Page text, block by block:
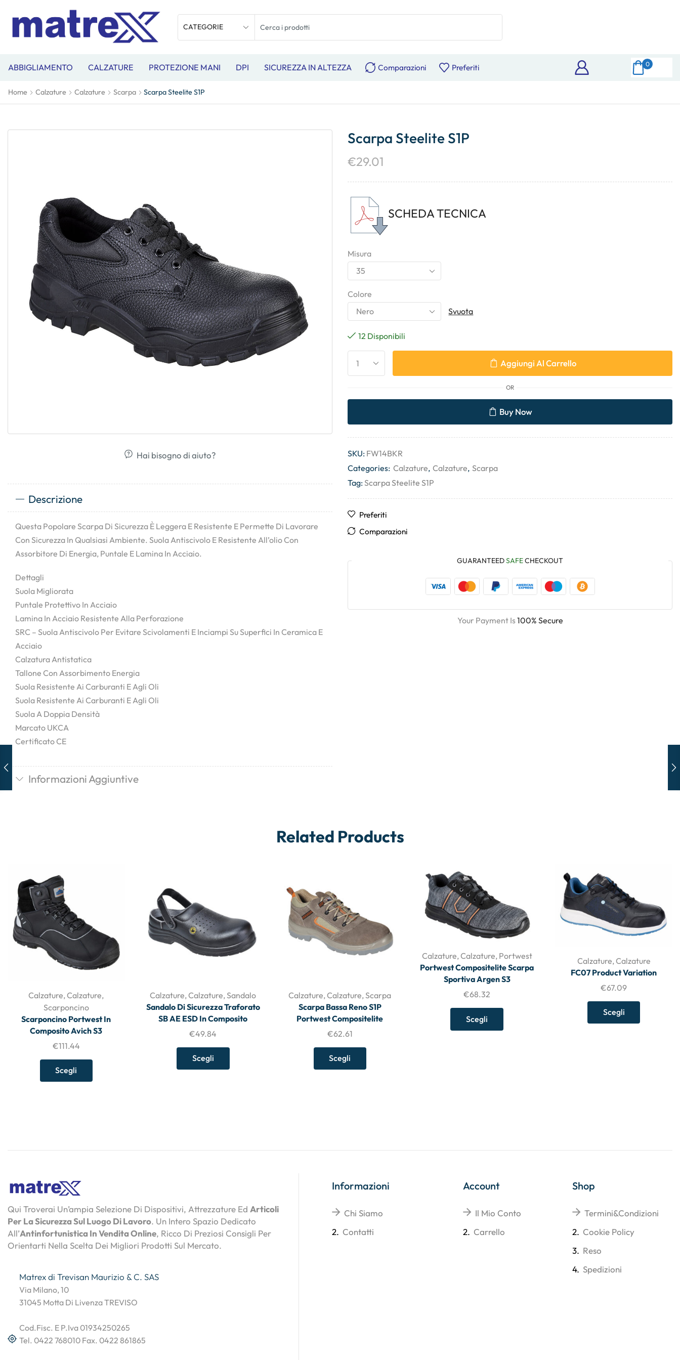
ABBIGLIAMENTO CALZATURE PROTEZIONE MANI DPI SICUREZZA IN ALTEZZA Comparazioni Preferiti 0
Home Calzature Calzature Scarpa Scarpa Steelite S1P
Hai bisogno di aiuto?
Descrizione
Questa Popolare Scarpa Di Sicurezza È Leggera E Resistente E Permette Di Lavorare
Con Sicurezza In Qualsiasi Ambiente. Suola Antiscivolo E Resistente All’olio Con
Assorbitore Di Energia, Puntale E Lamina In Acciaio.
Dettagli
Suola Migliorata
Puntale Protettivo In Acciaio
Lamina In Acciaio Resistente Alla Perforazione
SRC – Suola Antiscivolo Per Evitare Scivolamenti E Inciampi Su Superfici In Ceramica E
Acciaio
Calzatura Antistatica
Tallone Con Assorbimento Energia
Suola Resistente Ai Carburanti E Agli Oli
Suola Resistente Ai Carburanti E Agli Oli
Suola A Doppia Densità
Marcato UKCA
Certificato CE
Informazioni Aggiuntive
Scarpa Steelite S1P
€29.01
SCHEDA TECNICA
Misura
Colore
Svuota
12 Disponibili
Aggiungi Al Carrello
OR
Buy Now
SKU: FW14BKR
Categories: Calzature, Calzature, Scarpa
Tag:Scarpa Steelite S1P
Preferiti
Comparazioni
GUARANTEEDSAFECHECKOUT
Your Payment Is100% Secure
Related Products
Calzature,Calzature,
Scarponcino
Scarponcino Portwest In
Composito Avich S3
€111.44
Scegli
Calzature,Calzature,Sandalo
Sandalo Di Sicurezza Traforato
SB AE ESD In Composito
€49.84
Scegli
Calzature,Calzature,Scarpa
Scarpa Bassa Reno S1P
Portwest Compositelite
€62.61
Scegli
Calzature,Calzature, Portwest
Portwest Compositelite Scarpa
Sportiva Argen S3
€68.32
Scegli
Calzature, Calzature
FC07 Product Variation
€67.09
Scegli
Qui Troverai Un’ampia Selezione Di Dispositivi, Attrezzature Ed Articoli
Per La Sicurezza Sul Luogo Di Lavoro. Un Intero Spazio Dedicato
All’Antinfortunistica In Vendita Online, Ricco Di Preziosi Consigli Per
Orientarti Nella Scelta Dei Migliori Prodotti Sul Mercato.
Matrex di Trevisan Maurizio & C. SAS
Via Milano, 10
31045 Motta Di Livenza TREVISO
Cod.Fisc. E P.Iva 01934250265
Tel. 0422 768010 Fax. 0422 861865
Informazioni
Chi Siamo
2. Contatti
Account
Il Mio Conto
2. Carrello
Shop
Termini&Condizioni
2. Cookie Policy
3. Reso
4. Spedizioni